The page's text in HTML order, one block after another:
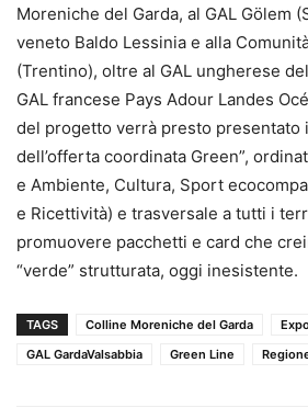
Moreniche del Garda, al GAL Gölem
veneto Baldo Lessinia e alla
(Trentino), oltre al GAL ungherese
GAL francese Pays Adour Landes
del progetto verrà presto presentato
dell’offerta coordinata Green”,
e Ambiente, Cultura, Sport
e Ricettività) e trasversale a tutti i
promuovere pacchetti e card che
“verde” strutturata, oggi inesistente.
TAGS Colline Moreniche del Garda
GAL GardaValsabbia
Green Line